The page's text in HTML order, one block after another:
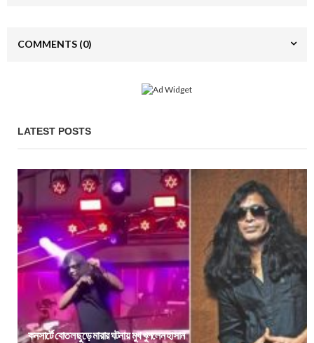
COMMENTS (0)
LATEST POSTS
কনসার্টে বোতল ছুড়ে মারার ঘটনায় মুখ খুললেন হাসান